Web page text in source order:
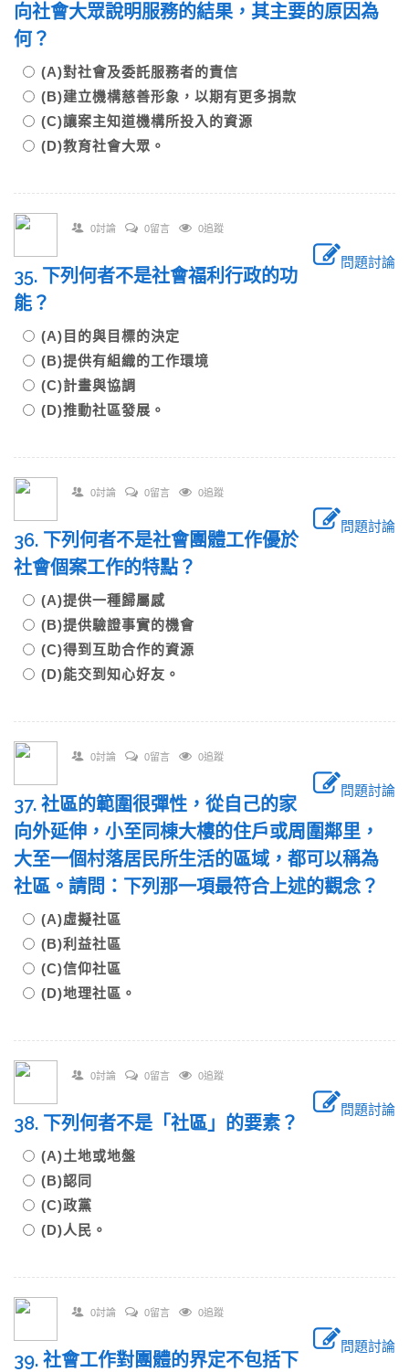
向社會大眾說明服務的結果，其主要的原因為
何？
(A)對社會及委託服務者的責信
(B)建立機構慈善形象，以期有更多捐款
(C)讓案主知道機構所投入的資源
(D)教育社會大眾。
0討論 0留言 0追蹤
問題討論
35. 下列何者不是社會福利行政的功
能？
(A)目的與目標的決定
(B)提供有組織的工作環境
(C)計畫與協調
(D)推動社區發展。
0討論 0留言 0追蹤
問題討論
36. 下列何者不是社會團體工作優於
社會個案工作的特點？
(A)提供一種歸屬感
(B)提供驗證事實的機會
(C)得到互助合作的資源
(D)能交到知心好友。
0討論 0留言 0追蹤
問題討論
37. 社區的範圍很彈性，從自己的家
向外延伸，小至同棟大樓的住戶或周圍鄰里，
大至一個村落居民所生活的區域，都可以稱為
社區。請問：下列那一項最符合上述的觀念？
(A)虛擬社區
(B)利益社區
(C)信仰社區
(D)地理社區。
0討論 0留言 0追蹤
問題討論
38. 下列何者不是「社區」的要素？
(A)土地或地盤
(B)認同
(C)政黨
(D)人民。
0討論 0留言 0追蹤
問題討論
39. 社會工作對團體的界定不包括下